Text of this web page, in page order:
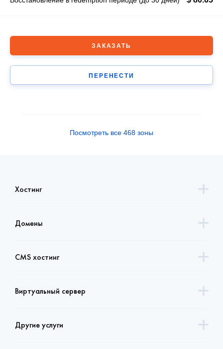
ПЕРЕНЕСТИ
ЗАКАЗАТЬ
Посмотреть все 468 зоны
Хостинг
Домены
CMS хостинг
Виртуальный сервер
Другие услуги